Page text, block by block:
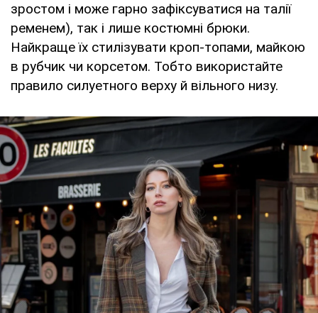
зростом і може гарно зафіксуватися на талії
ременем), так і лише костюмні брюки.
Найкраще їх стилізувати кроп-топами, майкою
в рубчик чи корсетом. Тобто використайте
правило силуетного верху й вільного низу.